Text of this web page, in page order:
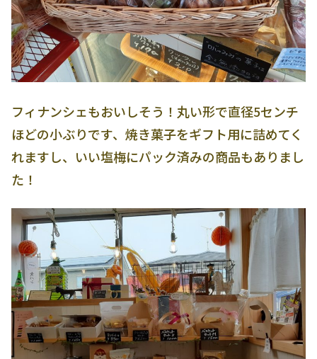
フィナンシェもおいしそう！丸い形で直径5センチ
ほどの小ぶりです、焼き菓子をギフト用に詰めてく
れますし、いい塩梅にパック済みの商品もありまし
た！